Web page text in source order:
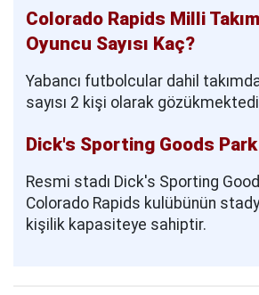
Colorado Rapids Milli
Oyuncu Sayısı Kaç?
Yabancı futbolcular dahil
sayısı 2 kişi olarak
Dick's Sporting Goods
Resmi stadı Dick's Sporting
Colorado Rapids kulübünün
kişilik kapasiteye sahiptir.